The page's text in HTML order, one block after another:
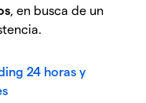
, en busca de un
24 horas y